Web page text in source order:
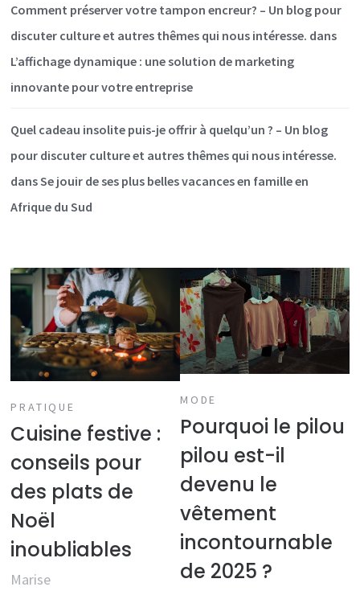
Comment préserver votre tampon encreur? – Un blog pour
discuter culture et autres thêmes qui nous intéresse. dans
L’affichage dynamique : une solution de marketing
innovante pour votre entreprise
Quel cadeau insolite puis-je offrir à quelqu’un ? – Un blog
pour discuter culture et autres thêmes qui nous intéresse.
dansSe jouir de ses plus belles vacances en famille en
Afrique du Sud
PRATIQUE
Cuisine festive :
conseils pour
des plats de
Noël
inoubliables
Marise
MODE
Pourquoi le pilou
pilou est-il
devenu le
vêtement
incontournable
de 2025 ?